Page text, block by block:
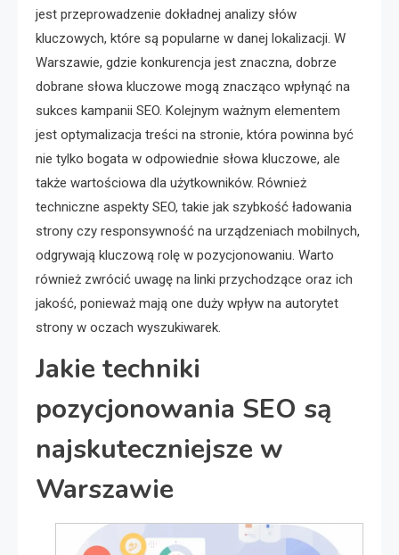
jest przeprowadzenie dokładnej analizy słów
kluczowych, które są popularne w danej lokalizacji. W
Warszawie, gdzie konkurencja jest znaczna, dobrze
dobrane słowa kluczowe mogą znacząco wpłynąć na
sukces kampanii SEO. Kolejnym ważnym elementem
jest optymalizacja treści na stronie, która powinna być
nie tylko bogata w odpowiednie słowa kluczowe, ale
także wartościowa dla użytkowników. Również
techniczne aspekty SEO, takie jak szybkość ładowania
strony czy responsywność na urządzeniach mobilnych,
odgrywają kluczową rolę w pozycjonowaniu. Warto
również zwrócić uwagę na linki przychodzące oraz ich
jakość, ponieważ mają one duży wpływ na autorytet
strony w oczach wyszukiwarek.
Jakie techniki
pozycjonowania SEO są
najskuteczniejsze w
Warszawie